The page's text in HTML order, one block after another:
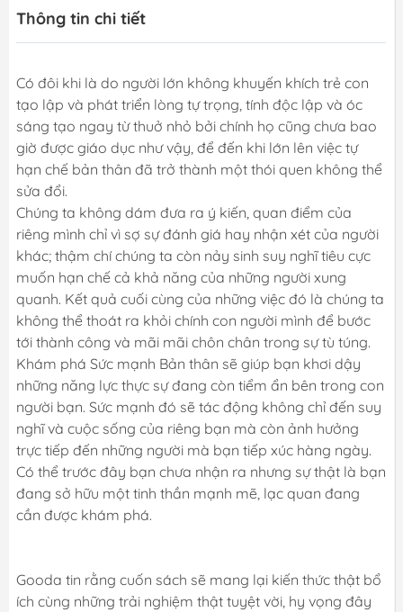
Thông tin chi tiết
Có đôi khi là do người lớn không khuyến khích trẻ con
tạo lập và phát triển lòng tự trọng, tính độc lập và óc
sáng tạo ngay từ thuở nhỏ bởi chính họ cũng chưa bao
giờ được giáo dục như vậy, để đến khi lớn lên việc tự
hạn chế bản thân đã trở thành một thói quen không thể
sửa đổi.
Chúng ta không dám đưa ra ý kiến, quan điểm của
riêng mình chỉ vì sợ sự đánh giá hay nhận xét của người
khác; thậm chí chúng ta còn nảy sinh suy nghĩ tiêu cực
muốn hạn chế cả khả năng của những người xung
quanh. Kết quả cuối cùng của những việc đó là chúng ta
không thể thoát ra khỏi chính con người mình để bước
tới thành công và mãi mãi chôn chân trong sự tù túng.
Khám phá Sức mạnh Bản thân sẽ giúp bạn khơi dậy
những năng lực thực sự đang còn tiểm ẩn bên trong con
người bạn. Sức mạnh đó sẽ tác động không chỉ đến suy
nghĩ và cuộc sống của riêng bạn mà còn ảnh hưởng
trực tiếp đến những người mà bạn tiếp xúc hàng ngày.
Có thể trước đây bạn chưa nhận ra nhưng sự thật là bạn
đang sở hữu một tinh thần mạnh mẽ, lạc quan đang
cần được khám phá.
Gooda tin rằng cuốn sách sẽ mang lại kiến thức thật bổ
ích cùng những trải nghiệm thật tuyệt vời, hy vọng đây